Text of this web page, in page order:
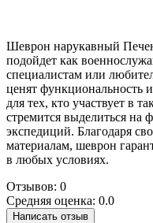
Шеврон нарукавный
подойдет как
специалистам или
ценят функциональность
для тех, кто участвует в
стремится выделиться на
экспедиций. Благодаря
материалам, шеврон
в любых условиях.
Отзывов: 0
Средняя оценка: 0.0
Написать отзыв